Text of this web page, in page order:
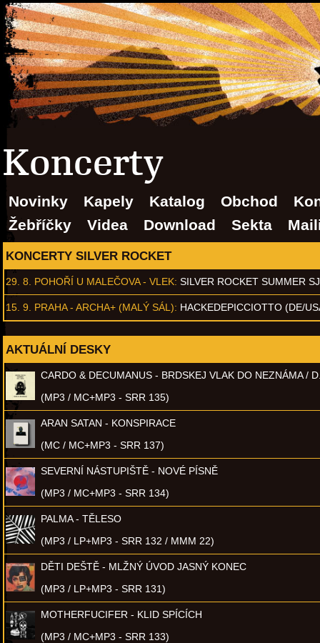
Koncerty
Novinky Kapely Katalog Obchod
Žebříčky
Videa Download Sekta
KONCERTY SILVER ROCKET
29. 8. POHOŘÍ U MALEČOVA - VLEK: SILVER ROCKET SUMMER
15. 9. PRAHA - ARCHA+ (MALÝ SÁL): HACKEDEPICCIOTTO (DE/
AKTUÁLNÍ DESKY
CARDO & DECUMANUS - BRDSKEJ VLAK DO NEZNÁMA /
(MP3 / MC+MP3 - SRR 135)
ARAN SATAN - KONSPIRACE
(MC / MC+MP3 - SRR 137)
SEVERNÍ NÁSTUPIŠTĚ - NOVÉ PÍSNĚ
(MP3 / MC+MP3 - SRR 134)
PALMA - TĚLESO
(MP3 / LP+MP3 - SRR 132 / MMM 22)
DĚTI DEŠTĚ - MLŽNÝ ÚVOD JASNÝ KONEC
(MP3 / LP+MP3 - SRR 131)
MOTHERFUCIFER - KLID SPÍCÍCH
(MP3 / MC+MP3 - SRR 133)